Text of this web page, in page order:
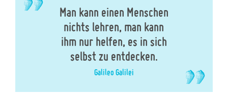
Man kann einen Menschen
nichts lehren, man kann
ihm nur helfen, es in sich
selbst zu entdecken.
Galileo Galilei